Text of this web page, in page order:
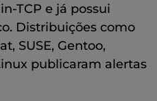
TCP e já possui
Distribuições como
SUSE, Gentoo,
publicaram alertas